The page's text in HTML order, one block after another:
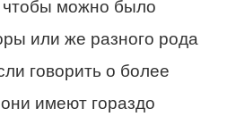
чтобы можно было
или же разного рода
говорить о более
имеют гораздо